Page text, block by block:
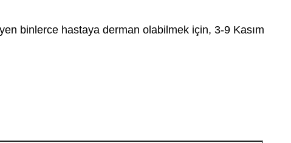
binlerce hastaya derman olabilmek için, 3-9 Kasım